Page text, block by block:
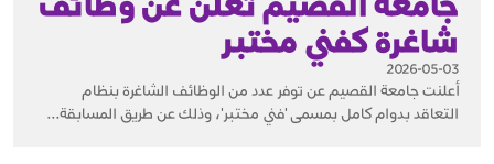
شاغرة كفني مختبر
2026-05-03
أعلنت جامعة القصيم عن توفر عدد من الوظائف الشاغرة بنظام
التعاقد بدوام كامل بمسمى 'فني مختبر'، وذلك عن طريق المسابقة...